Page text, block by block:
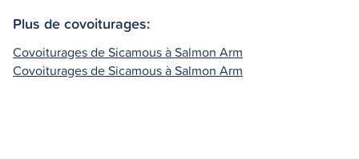
Plus de covoiturages:
Covoiturages de Sicamous à Salmon Arm
Covoiturages de Sicamous à Salmon Arm